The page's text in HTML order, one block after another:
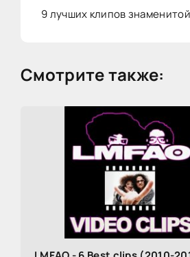
9 лучших клипов
Смотрите также: